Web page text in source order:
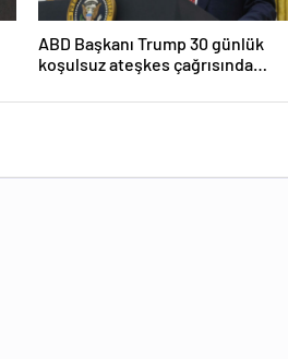
ABD Başkanı Trump 30 günlük
koşulsuz ateşkes çağrısında